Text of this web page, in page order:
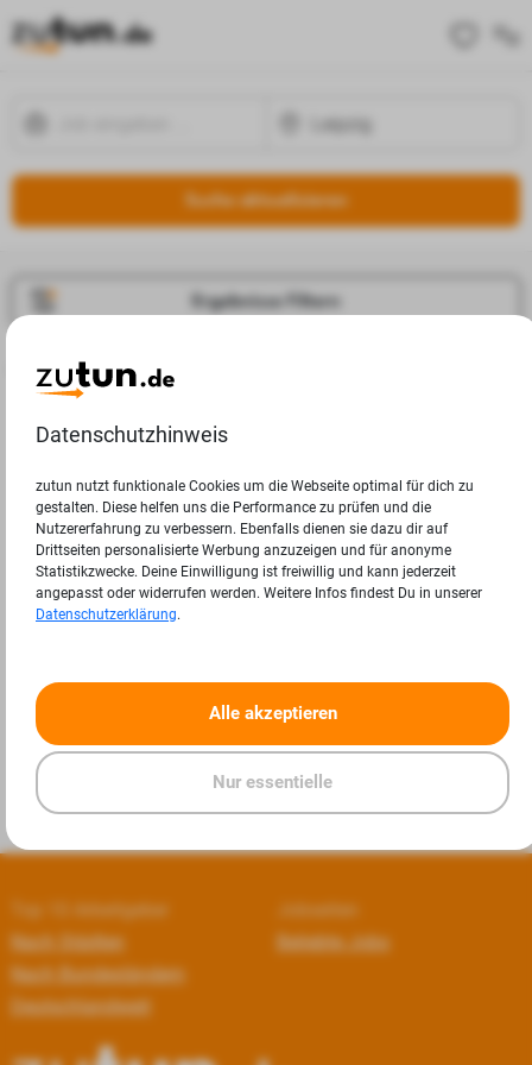
Suche aktualisieren
Ergebnisse Filtern
Jobangebote
Top 10 Arbeitgeber
Nach Städten
Nach Bundesländern
Deutschlandweit
Jobseiten
Beliebte Jobs
Datenschutzhinweis
zutun nutzt funktionale Cookies um die Webseite optimal für dich zu
gestalten. Diese helfen uns die Performance zu prüfen und die
Nutzererfahrung zu verbessern. Ebenfalls dienen sie dazu dir auf
Drittseiten personalisierte Werbung anzuzeigen und für anonyme
Statistikzwecke. Deine Einwilligung ist freiwillig und kann jederzeit
angepasst oder widerrufen werden. Weitere Infos findest Du in unserer
Datenschutzerklärung.
Alle akzeptieren
Nur essentielle